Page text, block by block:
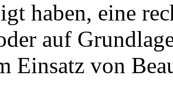
haben, eine
auf
Einsatz von